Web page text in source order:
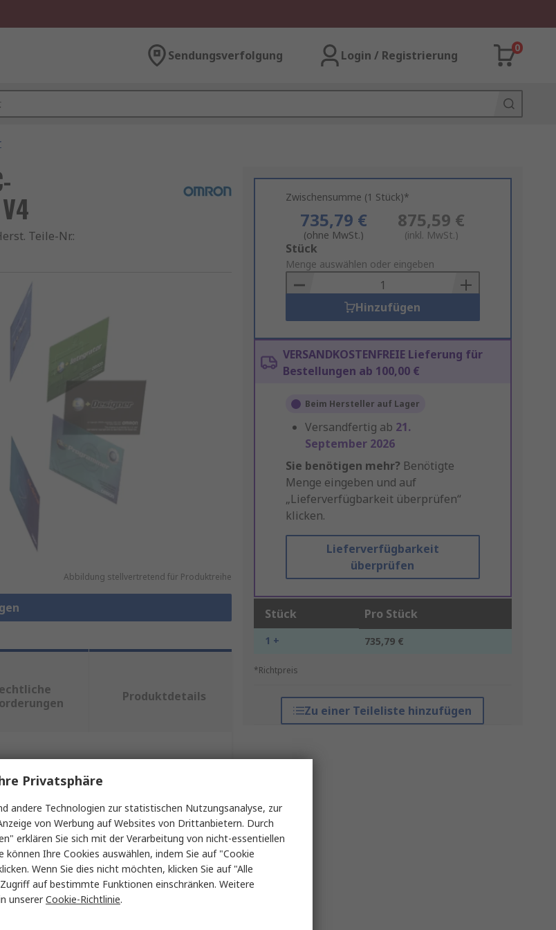
Sendungsverfolgung Login / Registrierung
0
Teile-Nr.:
Abbildung stellvertretend für Produktreihe
Zwischensumme (1 Stück)*
735,79 €
(ohne MwSt.)
875,59 €
(inkl. MwSt.)
Add
to
Basket
Stück
Menge auswählen oder eingeben
Hinzufügen
VERSANDKOSTENFREIE Lieferung für
Bestellungen ab 100,00 €
Beim Hersteller auf Lager
Versandfertig ab 21.
September 2026
Sie benötigen mehr? Benötigte
Menge eingeben und auf
„Lieferverfügbarkeit überprüfen“
klicken.
Lieferverfügbarkeit
überprüfen
Stück Pro Stück
1 + 735,79 €
*Richtpreis
Zu einer Teileliste hinzufügen
Produktdetails
Eigenschaften auswählen.
Wert
Omron
PLC-Programmiersoftware
Softwarelizenz
Privatsphäre
andere Technologien zur statistischen Nutzungsanalyse, zur
von Werbung auf Websites von Drittanbietern. Durch
erklären Sie sich mit der Verarbeitung von nicht-essentiellen
können Ihre Cookies auswählen, indem Sie auf "Cookie
Wenn Sie dies nicht möchten, klicken Sie auf "Alle
auf bestimmte Funktionen einschränken. Weitere
unsererCookie-Richtlinie.